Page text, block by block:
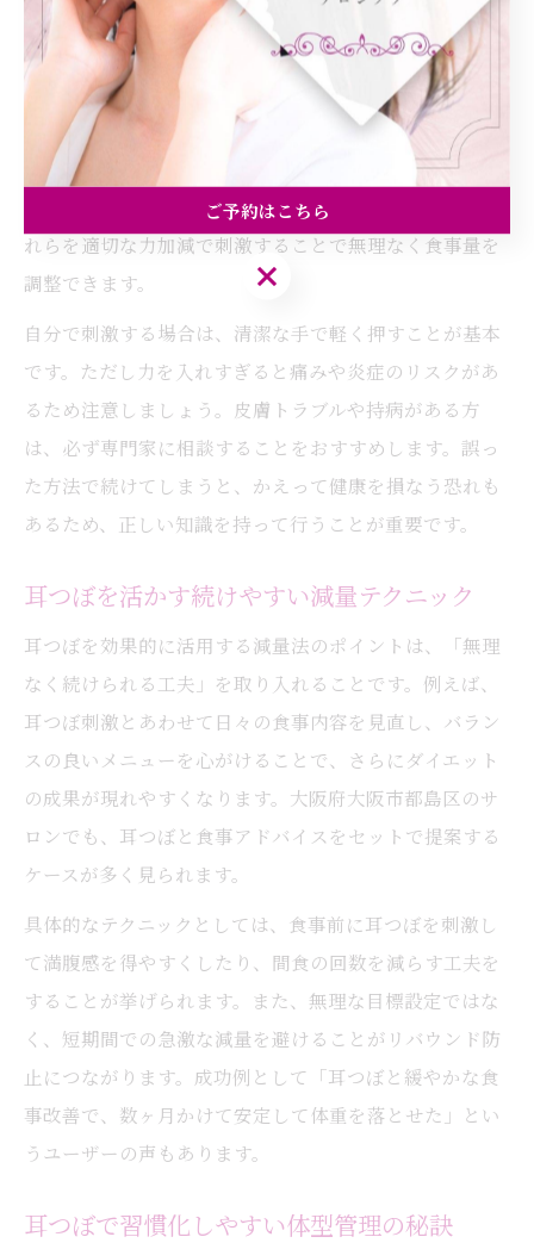
耳つぼダイエットの効果を最大限に引き出すためには、
正しいツボの位置と刺激方法を理解することが大切で
す。大阪府大阪市都島区でも、専門のサロンでは個々の
体質や目的に合わせた施術を行っています。食欲を抑え
る代表的なツボには「飢点」や「神門」などがあり、こ
れらを適切な力加減で刺激することで無理なく食事量を
調整できます。
自分で刺激する場合は、清潔な手で軽く押すことが基本
です。ただし力を入れすぎると痛みや炎症のリスクがあ
るため注意しましょう。皮膚トラブルや持病がある方
は、必ず専門家に相談することをおすすめします。誤っ
た方法で続けてしまうと、かえって健康を損なう恐れも
あるため、正しい知識を持って行うことが重要です。
耳つぼを活かす続けやすい減量テクニック
耳つぼを効果的に活用する減量法のポイントは、「無理
なく続けられる工夫」を取り入れることです。例えば、
耳つぼ刺激とあわせて日々の食事内容を見直し、バラン
スの良いメニューを心がけることで、さらにダイエット
の成果が現れやすくなります。大阪府大阪市都島区のサ
ロンでも、耳つぼと食事アドバイスをセットで提案する
ケースが多く見られます。
具体的なテクニックとしては、食事前に耳つぼを刺激し
て満腹感を得やすくしたり、間食の回数を減らす工夫を
することが挙げられます。また、無理な目標設定ではな
く、短期間での急激な減量を避けることがリバウンド防
止につながります。成功例として「耳つぼと緩やかな食
事改善で、数ヶ月かけて安定して体重を落とせた」とい
うユーザーの声もあります。
耳つぼで習慣化しやすい体型管理の秘訣
ご予約はこちら
ご予約はこちら